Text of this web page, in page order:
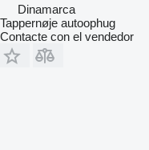
Dinamarca
Tappernøje autoophug
Contacte con el vendedor